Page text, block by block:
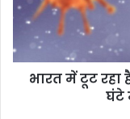
भारत में टूट रहा
घंटे